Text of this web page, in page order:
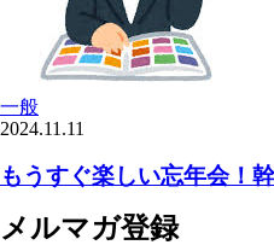
一般
2024.11.11
もうすぐ楽しい忘年会！
メルマガ登録